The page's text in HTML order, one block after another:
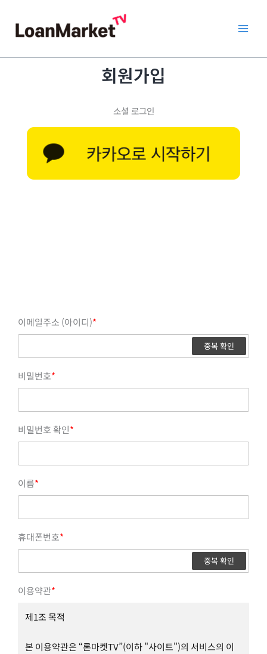
회원가입
소셜 로그인
이메일주소 (아이디)*
중복 확인
비밀번호*
비밀번호 확인*
이름*
휴대폰번호*
중복 확인
이용약관*
제1조 목적
본 이용약관은 “론마켓TV”(이하 "사이트")의 서비스의 이